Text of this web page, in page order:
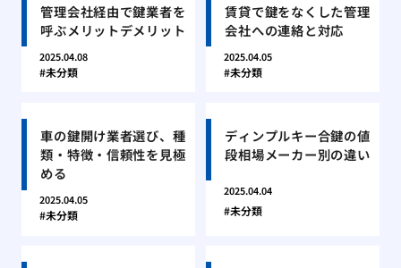
管理会社経由で鍵業者を
呼ぶメリットデメリット
2025.04.08
未分類
賃貸で鍵をなくした管理
会社への連絡と対応
2025.04.05
未分類
車の鍵開け業者選び、種
類・特徴・信頼性を見極
める
2025.04.05
未分類
ディンプルキー合鍵の値
段相場メーカー別の違い
2025.04.04
未分類